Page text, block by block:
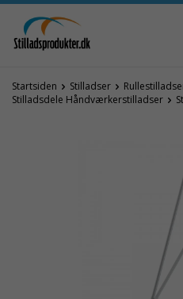
Startsiden Stilladser
Stilladsdele Håndværkerstilladser